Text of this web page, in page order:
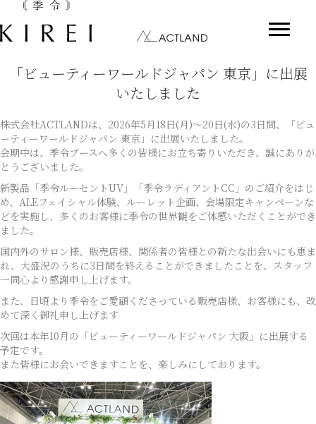
「ビューティーワールドジャパン 東京」に出展
いたしました
株式会社ACTLANDは、2026年5月18日(月)～20日(水)の3日間、「ビュ
ーティーワールドジャパン 東京」に出展いたしました。
会期中は、季令ブースへ多くの皆様にお立ち寄りいただき、誠にありが
とうございました。
新製品「季令ルーセントUV」「季令ラディアントCC」のご紹介をはじ
め、ALEフェイシャル体験、ルーレット企画、会場限定キャンペーンな
どを実施し、多くのお客様に季令の世界観をご体感いただくことができ
ました。
国内外のサロン様、販売店様、関係者の皆様との新たな出会いにも恵ま
れ、大盛況のうちに3日間を終えることができましたことを、スタッフ
一同心より感謝申し上げます。
また、日頃より季令をご愛顧くださっている販売店様、お客様にも、改
めて深く御礼申し上げます
次回は本年10月の「ビューティーワールドジャパン 大阪」に出展する
予定です。
また皆様にお会いできますことを、楽しみにしております。